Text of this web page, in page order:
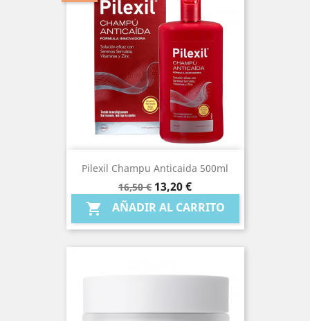
Pilexil Champu Anticaida 500ml
Precio
base
16,50 € Precio
13,20 €
 AÑADIR AL CARRITO